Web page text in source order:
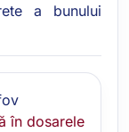
a bunului
în dosarele